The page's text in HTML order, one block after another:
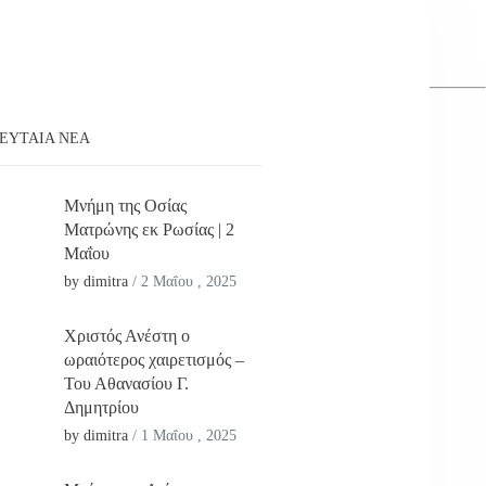
ΝΕΑ
Μνήμη της Οσίας
Ματρώνης εκ Ρωσίας | 2
Μαΐου
by dimitra / 2 Μαΐου , 2025
Χριστός Ανέστη ο
ωραιότερος χαιρετισμός –
Του Αθανασίου Γ.
Δημητρίου
by dimitra / 1 Μαΐου , 2025